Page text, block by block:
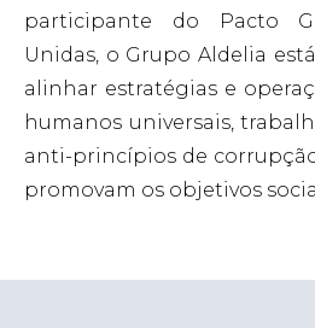
participante do Pacto
Unidas, o Grupo Aldelia
alinhar estratégias e
humanos universais,
anti-princípios de
promovam os objetivos